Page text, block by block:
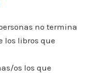
no termina
los libros que
os los que